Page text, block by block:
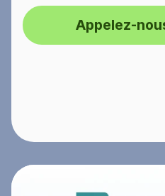
Appelez-